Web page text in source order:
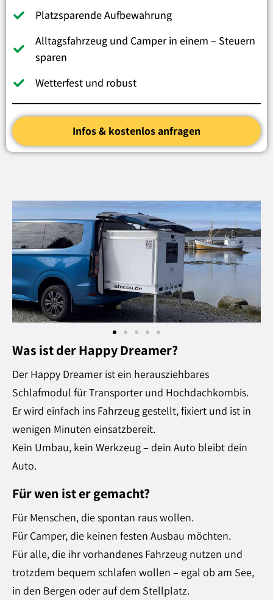
Platzsparende Aufbewahrung
Alltagsfahrzeug und Camper in einem – Steuern
sparen
Wetterfest und robust
Infos & kostenlos anfragen
Was ist der Happy Dreamer?
Der Happy Dreamer ist ein herausziehbares
Schlafmodul für Transporter und Hochdachkombis.
Er wird einfach ins Fahrzeug gestellt, fixiert und ist in
wenigen Minuten einsatzbereit.
Kein Umbau, kein Werkzeug – dein Auto bleibt dein
Auto.
Für wen ist er gemacht?
Für Menschen, die spontan raus wollen.
Für Camper, die keinen festen Ausbau möchten.
Für alle, die ihr vorhandenes Fahrzeug nutzen und
trotzdem bequem schlafen wollen – egal ob am See,
in den Bergen oder auf dem Stellplatz.